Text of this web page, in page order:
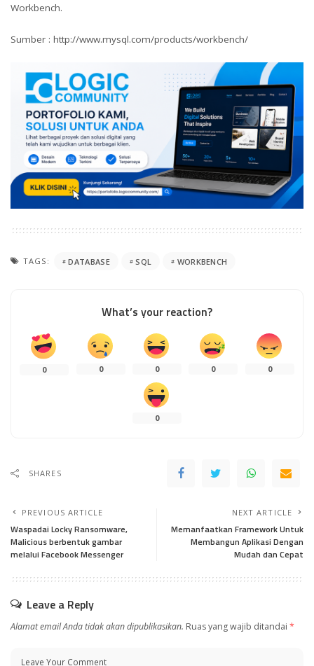
Workbench.
Sumber : http://www.mysql.com/products/workbench/
TAGS: DATABASE SQL WORKBENCH
What’s your reaction?
0 0 0 0 0
0
SHARES
PREVIOUS ARTICLE
Waspadai Locky Ransomware,
Malicious berbentuk gambar
melalui Facebook Messenger
NEXT ARTICLE
Memanfaatkan Framework Untuk
Membangun Aplikasi Dengan
Mudah dan Cepat
Leave a Reply
Alamat email Anda tidak akan dipublikasikan. Ruas yang wajib ditandai *